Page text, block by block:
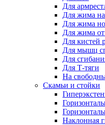
Для
Для жима
Для жима
Для жима от
Для кистей
Для мышц
Для
Для Т-тяги
На
Скамьи и стойки
Наклонная